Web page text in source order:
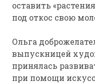
оставить
под откос свою
Ольга
выпускницей
принялась
при помощи